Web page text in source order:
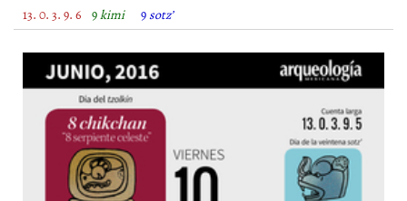
13. 0. 3. 9. 6
9kimi 9sotz’